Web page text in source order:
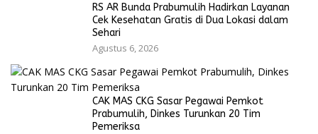
RS AR Bunda Prabumulih Hadirkan Layanan
Cek Kesehatan Gratis di Dua Lokasi dalam
Sehari
Agustus 6, 2026
CAK MAS CKG Sasar Pegawai Pemkot
Prabumulih, Dinkes Turunkan 20 Tim
Pemeriksa